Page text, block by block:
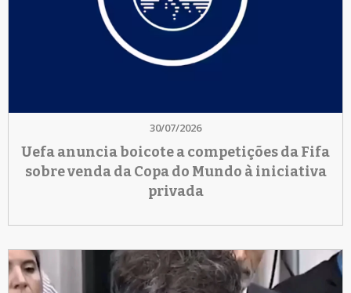
30/07/2026
Uefa anuncia boicote a competições da Fifa
sobre venda da Copa do Mundo à iniciativa
privada